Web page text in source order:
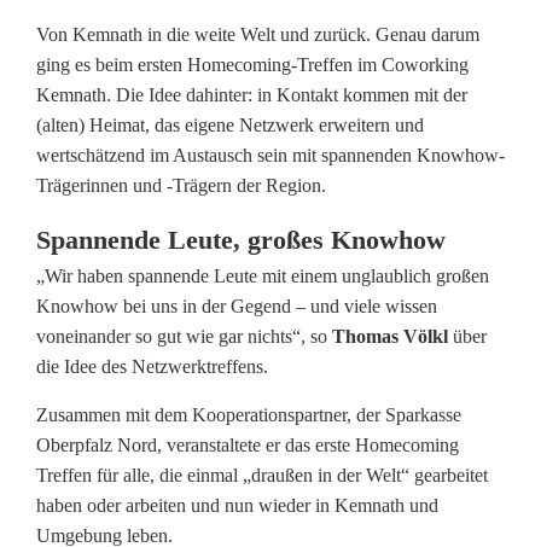
m
i
n
g
h
o
m
e
f
o
r
Von Kemnath in die weite Welt und zurück. Genau darum
ging es beim ersten Homecoming-Treffen im Coworking
Kemnath. Die Idee dahinter: in Kontakt kommen mit der
(alten) Heimat, das eigene Netzwerk erweitern und
wertschätzend im Austausch sein mit spannenden Knowhow-
Trägerinnen und -Trägern der Region.
Spannende Leute, großes Knowhow
„Wir haben spannende Leute mit einem unglaublich großen
Knowhow bei uns in der Gegend – und viele wissen
voneinander so gut wie gar nichts“, so Thomas Völkl über
die Idee des Netzwerktreffens.
Zusammen mit dem Kooperationspartner, der Sparkasse
Oberpfalz Nord, veranstaltete er das erste Homecoming
Treffen für alle, die einmal „draußen in der Welt“ gearbeitet
haben oder arbeiten und nun wieder in Kemnath und
Umgebung leben.